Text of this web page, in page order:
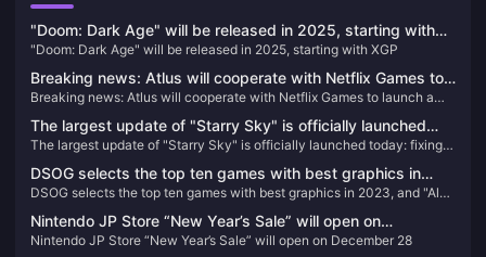
"Doom: Dark Age" will be released in 2025, starting with
XGP
"Doom: Dark Age" will be released in 2025, starting with XGP
Breaking news: Atlus will cooperate with Netflix Games to
launch a derivative work of "Metaphorical Fantasy"
Breaking news: Atlus will cooperate with Netflix Games to launch a
The largest update of "Starry Sky" is officially launched
today: fixing a large number of issues and improving the
game experience
The largest update of "Starry Sky" is officially launched today: fixing a
DSOG selects the top ten games with best graphics in
2023, and "Alan Killer 2" has the best graphics
DSOG selects the top ten games with best graphics in 2023, and "Alan
Nintendo JP Store “New Year’s Sale” will open on
December 28
Nintendo JP Store “New Year’s Sale” will open on December 28